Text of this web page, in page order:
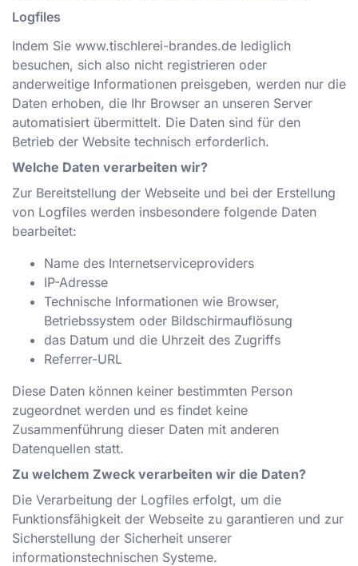
Logfiles
Indem Sie www.tischlerei-brandes.de lediglich
besuchen, sich also nicht registrieren oder
anderweitige Informationen preisgeben, werden nur die
Daten erhoben, die Ihr Browser an unseren Server
automatisiert übermittelt. Die Daten sind für den
Betrieb der Website technisch erforderlich.
Welche Daten verarbeiten wir?
Zur Bereitstellung der Webseite und bei der Erstellung
von Logfiles werden insbesondere folgende Daten
bearbeitet:
Name des Internetserviceproviders
IP-Adresse
Technische Informationen wie Browser,
Betriebssystem oder Bildschirmauflösung
das Datum und die Uhrzeit des Zugriffs
Referrer-URL
Diese Daten können keiner bestimmten Person
zugeordnet werden und es findet keine
Zusammenführung dieser Daten mit anderen
Datenquellen statt.
Zu welchem Zweck verarbeiten wir die Daten?
Die Verarbeitung der Logfiles erfolgt, um die
Funktionsfähigkeit der Webseite zu garantieren und zur
Sicherstellung der Sicherheit unserer
informationstechnischen Systeme.